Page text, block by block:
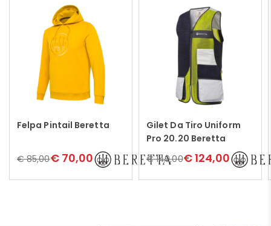
Leggi tutto
Felpa Pintail Beretta
€85,00€70,00
Leggi tutto
Gilet Da Tiro Uniform
Pro 20.20 Beretta
€149,00€124,00